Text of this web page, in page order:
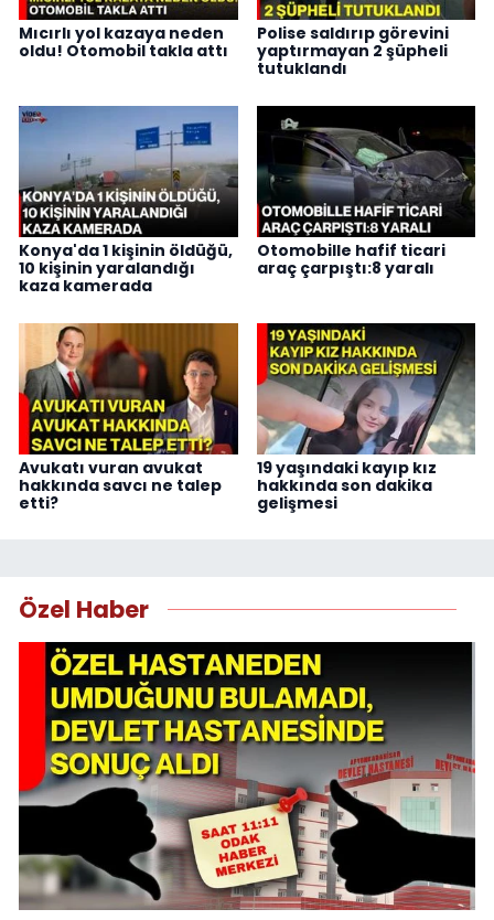
Mıcırlı yol kazaya neden
oldu! Otomobil takla attı
Polise saldırıp görevini
yaptırmayan 2 şüpheli
tutuklandı
Konya'da 1 kişinin öldüğü,
10 kişinin yaralandığı
kaza kamerada
Otomobille hafif ticari
araç çarpıştı:8 yaralı
Avukatı vuran avukat
hakkında savcı ne talep
etti?
19 yaşındaki kayıp kız
hakkında son dakika
gelişmesi
Özel Haber